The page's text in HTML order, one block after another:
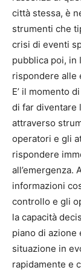
città stessa, è
strumenti che
crisi di eventi
pubblica poi, in
rispondere alle
E’ il momento
di far diventare
attraverso
operatori e gli
rispondere
all’emergenza.
informazioni
controllo e gli
la capacità
piano di azione
situazione in
rapidamente e